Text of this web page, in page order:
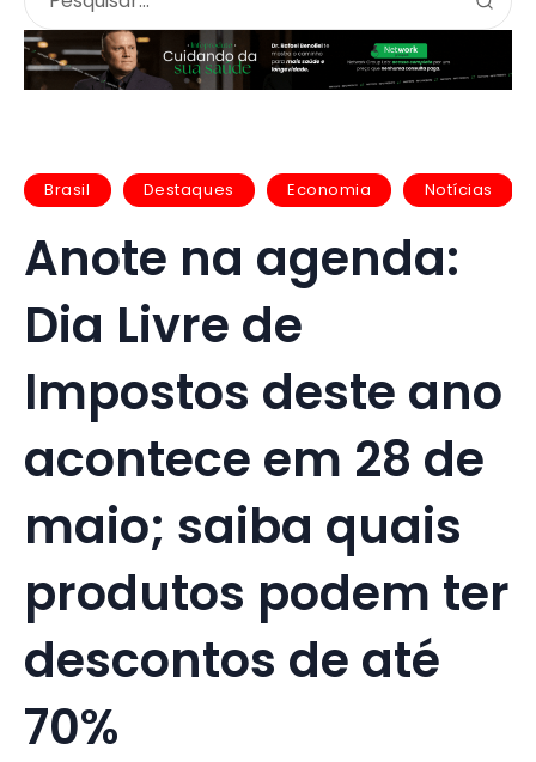
Brasil Destaques Economia Notícias
Anote na agenda:
Dia Livre de
Impostos deste ano
acontece em 28 de
maio; saiba quais
produtos podem ter
descontos de até
70%